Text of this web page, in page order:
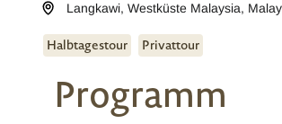
Langkawi,Westküste Malaysia,
Halbtagestour Privattour
Programm